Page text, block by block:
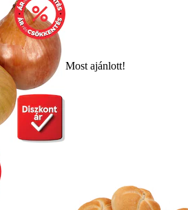
Most ajánlott!